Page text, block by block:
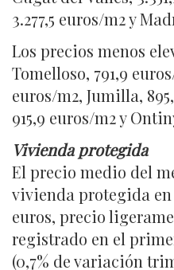
3.277,5 euros/m2 y
Los precios menos
Tomelloso, 791,9
euros/m2, Jumilla,
915,9 euros/m2 y
Vivienda protegida
El precio medio del
vivienda protegida en
euros, precio
registrado en el
(0,7% de variación